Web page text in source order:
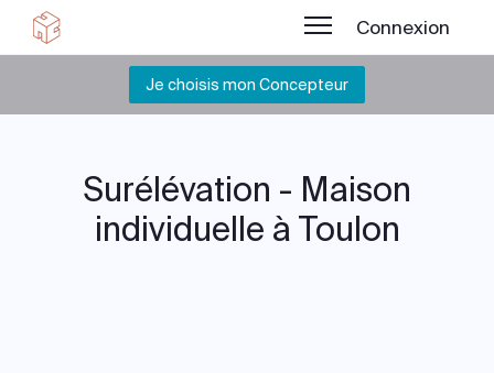
Connexion
Je choisis mon Concepteur
Surélévation - Maison
individuelle à Toulon